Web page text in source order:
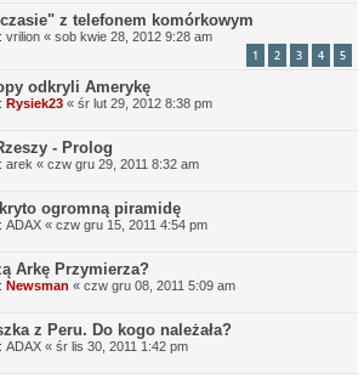
z telefonem komórkowym
vrilion « sob kwie 28, 2012 9:28 am
1 2 3 4 5
odkryli Amerykę
Rysiek23 « śr lut 29, 2012 8:38 pm
- Prolog
arek « czw gru 29, 2011 8:32 am
ogromną piramidę
ADAX « czw gru 15, 2011 4:54 pm
Arkę Przymierza?
Newsman « czw gru 08, 2011 5:09 am
z Peru. Do kogo należała?
ADAX « śr lis 30, 2011 1:42 pm